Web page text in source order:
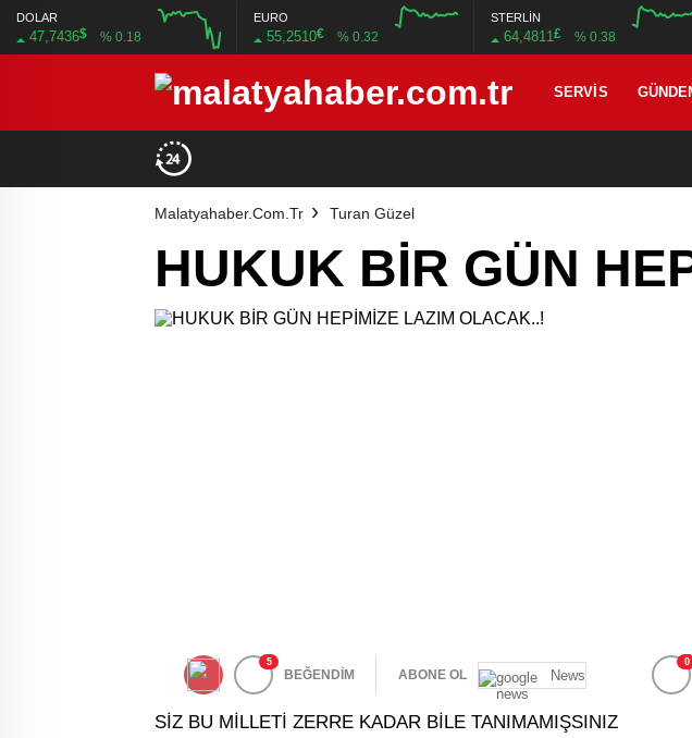
DOLAR
47,7436$ % 0.18
12:00
EURO
55,2510€ % 0.32
STERLİN
64,4811£ % 0.38
SERVIS
Malatyahaber.com.tr Turan Güzel
HUKUK BİR GÜN
5
BEĞENDİM ABONE OL News
0
SİZ BU MİLLETİ ZERRE KADAR BİLE TANIMAMIŞSINIZ